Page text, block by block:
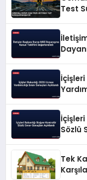
Test
İçişleri
Sözlü
Tek